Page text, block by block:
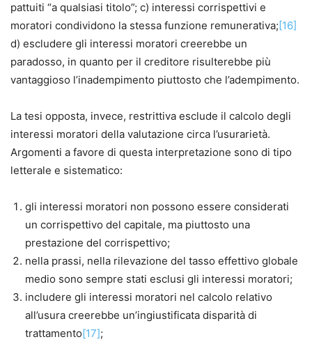
pattuiti “a qualsiasi titolo”; c) interessi corrispettivi e
moratori condividono la stessa funzione remunerativa;[16]
d) escludere gli interessi moratori creerebbe un
paradosso, in quanto per il creditore risulterebbe più
vantaggioso l’inadempimento piuttosto che l’adempimento.
La tesi opposta, invece, restrittiva esclude il calcolo degli
interessi moratori della valutazione circa l’usurarietà.
Argomenti a favore di questa interpretazione sono di tipo
letterale e sistematico:
gli interessi moratori non possono essere considerati
un corrispettivo del capitale, ma piuttosto una
prestazione del corrispettivo;
nella prassi, nella rilevazione del tasso effettivo globale
medio sono sempre stati esclusi gli interessi moratori;
includere gli interessi moratori nel calcolo relativo
all’usura creerebbe un’ingiustificata disparità di
trattamento[17];